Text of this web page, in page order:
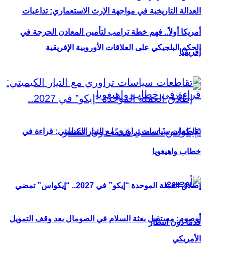
العدالة التاريخية في مواجهة الإرث الاستعماري: تداعيات
الحكم البلجيكي على العلاقات الأوروبية الإفريقية
إطلاق العملة الموحدة “إيكو” في 2027.. “إيكواس” تمضي
قدمًا دون انتظار
أمريكا أولاً.. فهم خطة ترامب لتأمين المعادن الحرجة في
إفريقيا
تقاطعات سياسات تراوري مع التيار الكيميتي: قراءة في
خطاب واهيغويا
أوصوم: مستقبل بعثة السلام في الصومال بعد وقف التمويل
الأمريكي